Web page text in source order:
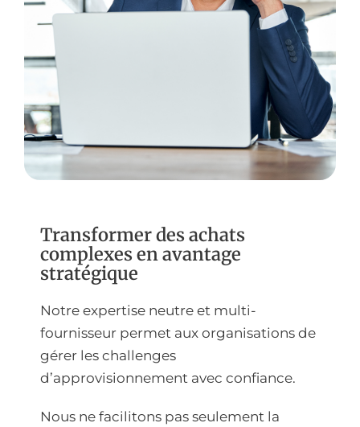
Transformer des achats
complexes en avantage
stratégique
Notre expertise neutre et multi-
fournisseur permet aux organisations de
gérer les challenges
d’approvisionnement avec confiance.
Nous ne facilitons pas seulement la